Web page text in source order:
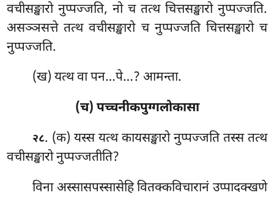
वचीसङ्खारो नुप्पज्जति, नो च तत्थ चित्तसङ्खारो नुप्पज्जति.
असञ्ञसत्ते तत्थ वचीसङ्खारो च नुप्पज्जति चित्तसङ्खारो च
नुप्पज्जति.
(ख) यत्थ वा पन…पे…? आमन्ता.
(च) पच्चनीकपुग्गलोकासा
२८. (क) यस्स यत्थ कायसङ्खारो नुप्पज्जति तस्स तत्थ
वचीसङ्खारो नुप्पज्जतीति?
विना अस्सासपस्सासेहि वितक्कविचारानं उप्पादक्खणे